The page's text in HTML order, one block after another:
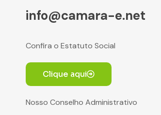
info@camara-e.net
Confira o Estatuto Social
Clique aqui
Nosso Conselho Administrativo